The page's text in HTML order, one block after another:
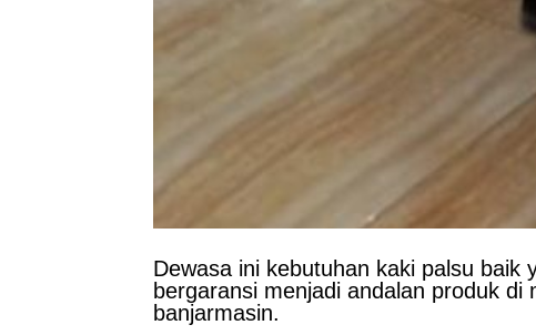
Dewasa ini kebutuhan kaki palsu
bergaransi menjadi andalan produk
banjarmasin.